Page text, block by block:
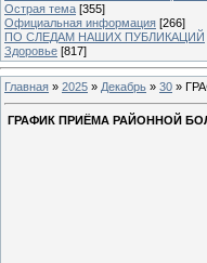
Острая тема [355]
Официальная информация [266]
ПО СЛЕДАМ НАШИХ ПУБЛИКАЦИЙ
Здоровье [817]
Главная » 2025 » Декабрь » 30 »
ГРАФИК ПРИЁМА РАЙОННОЙ